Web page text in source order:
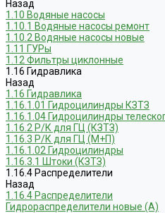
Назад
1.10 Водяные насосы
1.10.1 Водяные насосы ремонт
1.10.2 Водяные насосы новые
1.11 ГУРы
1.12 Фильтры циклонные
1.16 Гидравлика
Назад
1.16 Гидравлика
1.16.1.01 Гидроцилиндры КЗТЗ
1.16.1.04 Гидроцилиндры
1.16.2 Р/К для ГЦ (КЗТЗ)
1.16.3 Р/К для ГЦ (М+П)
1.16.1.02 Гидроцилиндры
1.16.3.1 Штоки (КЗТЗ)
1.16.4 Распределители
Назад
1.16.4 Распределители
Гидрораспределители новые (А)